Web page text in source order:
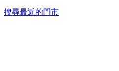
搜尋最近的門市